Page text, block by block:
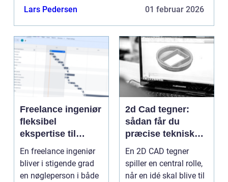
stedet. Det sparer både tid, kræfter og ofte penge.
Lars Pedersen 01 februar 2026
Freelance ingeniør
fleksibel
ekspertise til
tekniske projekter
En freelance ingeniør
bliver i stigende grad
en nøgleperson i både
2d Cad tegner:
sådan får du
præcise tekniske
tegninger
En 2D CAD tegner
spiller en central rolle,
når en idé skal blive til